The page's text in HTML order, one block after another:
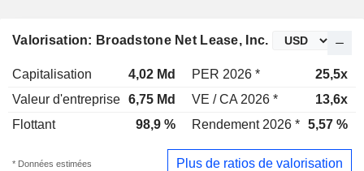
Valorisation: Broadstone Net Lease, Inc.
Capitalisation 4,02 Md PER 2026 *
25,5x
Valeur d'entreprise 6,75 Md VE / CA 2026 *
13,6x
Flottant
98,9 % Rendement 2026 * 5,57 %
* Données estimées Plus de ratios de valorisation